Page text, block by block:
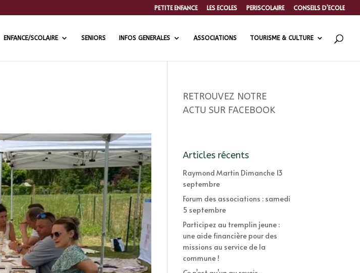
PETITE ENFANCE LES ECOLES PERISCOLAIRE CONSEILS D’ECOLE
ENFANCE/SCOLAIRE SENIORS INFOS GENERALES ASSOCIATIONS TOURISME & CULTURE
RETROUVEZ NOTRE
ACTU SUR FACEBOOK
Articles récents
Raymond Martin Dimanche 13
septembre
Forum des associations : samedi
5 septembre
Participez au tremplin jeune :
une aide financière pour des
missions au service de la
commune !